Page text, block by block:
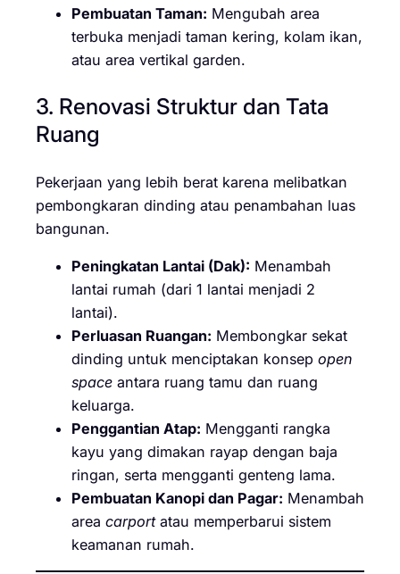
Pembuatan Taman: Mengubah area
terbuka menjadi taman kering, kolam ikan,
atau area vertikal garden.
3. Renovasi Struktur dan Tata
Ruang
Pekerjaan yang lebih berat karena melibatkan
pembongkaran dinding atau penambahan luas
bangunan.
Peningkatan Lantai (Dak): Menambah
lantai rumah (dari 1 lantai menjadi 2
lantai).
Perluasan Ruangan: Membongkar sekat
dinding untuk menciptakan konsep open
space antara ruang tamu dan ruang
keluarga.
Penggantian Atap: Mengganti rangka
kayu yang dimakan rayap dengan baja
ringan, serta mengganti genteng lama.
Pembuatan Kanopi dan Pagar: Menambah
area carportatau memperbarui sistem
keamanan rumah.